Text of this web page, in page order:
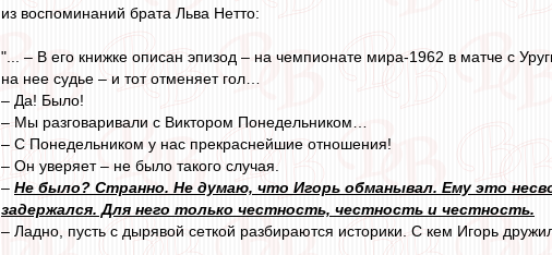
из воспоминаний брата Льва Нетто:
"... – В его книжке описан эпизод – на чемпионате мира-1962 в матче с
на нее судье – и тот отменяет гол…
– Да! Было!
– Мы разговаривали с Виктором Понедельником…
– С Понедельником у нас прекраснейшие отношения!
– Он уверяет – не было такого случая.
– Не было? Странно. Не думаю, что Игорь обманывал. Ему это
задержался. Для него только честность, честность и честность.
– Ладно, пусть с дырявой сеткой разбираются историки. С кем Игорь